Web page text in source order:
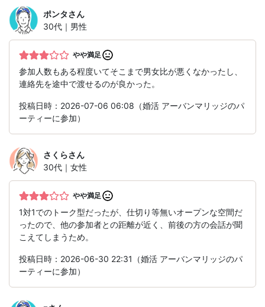
ポンタさん
30代｜男性
やや満足
参加人数もある程度いてそこまで男女比が悪くなかったし、
連絡先を途中で渡せるのが良かった。
投稿日時：2026-07-06 06:08（婚活 アーバンマリッジのパ
ーティーに参加）
さくらさん
30代｜女性
やや満足
1対1でのトーク型だったが、仕切り等無いオープンな空間だ
ったので、他の参加者との距離が近く、前後の方の会話が聞
こえてしまうため。
投稿日時：2026-06-30 22:31（婚活 アーバンマリッジのパ
ーティーに参加）